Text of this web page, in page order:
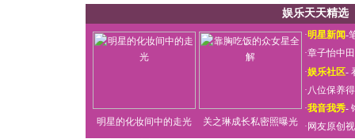
娱乐天天精选
明星的化妆间中的走光 关之琳成长私密照曝光
·明星新闻-
·章子怡中
·娱乐社区-
·八位保养
·我音我秀-
· 网友原创